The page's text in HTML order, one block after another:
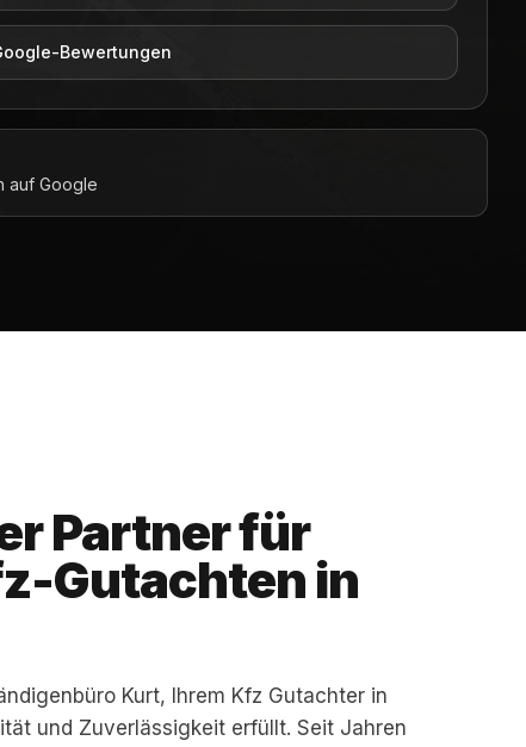
Bewertungen
auf Google
Partner für
Gutachten in
Kurt, Ihrem Kfz Gutachter in
und Zuverlässigkeit erfüllt. Seit Jahren